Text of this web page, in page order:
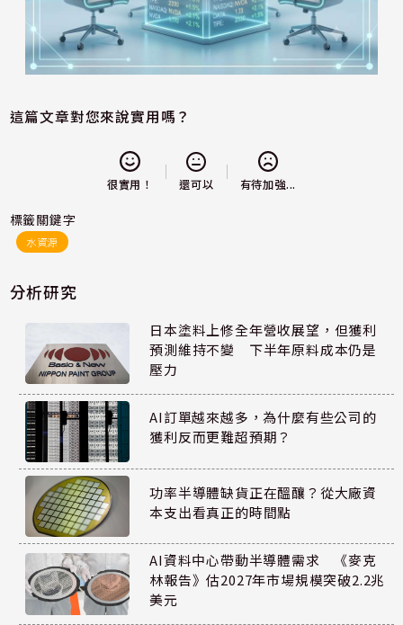
這篇文章對您來說實用嗎？
很實用！ 還可以 有待加強...
標籤關鍵字
水資源
分析研究
日本塗料上修全年營收展望，但獲利
預測維持不變 下半年原料成本仍是
壓力
AI訂單越來越多，為什麼有些公司的
獲利反而更難超預期？
功率半導體缺貨正在醞釀？從大廠資
本支出看真正的時間點
AI資料中心帶動半導體需求 《麥克
林報告》估2027年市場規模突破2.2兆
美元